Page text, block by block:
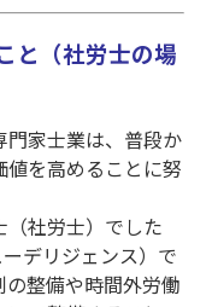
と（社労士の場
家士業は、普段か
を高めることに努
（社労士）でした
デリジェンス）で
整備や時間外労働